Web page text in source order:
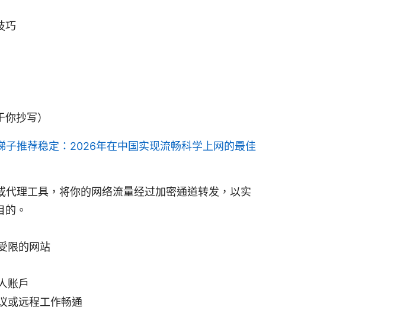
巧
抄写）
子推荐稳定：2026年在中国实现流畅科学上网的最佳
理工具，将你的网络流量经过加密通道转发，以实
。
限的网站
账户
或远程工作畅通